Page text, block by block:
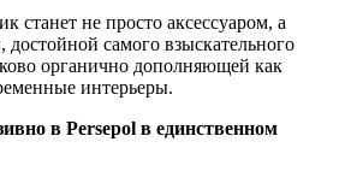
станет не просто аксессуаром, а
самого взыскательного
органично дополняющей как
интерьеры.
в Persepol в единственном